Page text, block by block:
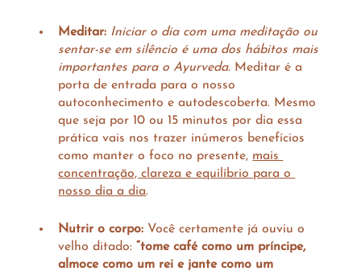
Meditar: Iniciar o dia com uma meditação ou
sentar-se em silêncio é uma dos hábitos mais
importantes para o Ayurveda. Meditar é a
porta de entrada para o nosso
autoconhecimento e autodescoberta. Mesmo
que seja por 10 ou 15 minutos por dia essa
prática vais nos trazer inúmeros benefícios
como manter o foco no presente, mais
concentração, clareza e equilíbrio para o
nosso dia a dia.
Nutrir o corpo: Você certamente já ouviu o
velho ditado: “tome café como um príncipe,
almoce como um rei e jante como um